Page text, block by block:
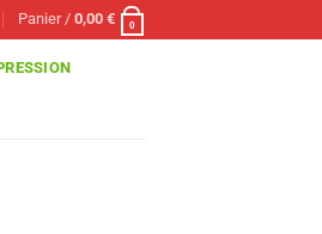
Panier /0,00€ 0